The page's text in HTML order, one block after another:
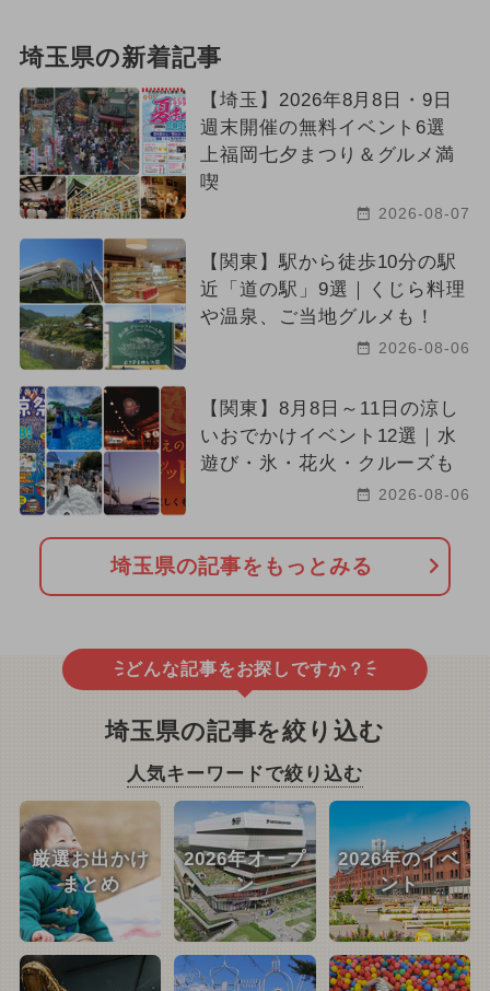
埼玉県の新着記事
【埼玉】2026年8月8日・9日
週末開催の無料イベント6選
上福岡七夕まつり＆グルメ満
喫
2026-08-07
【関東】駅から徒歩10分の駅
近「道の駅」9選｜くじら料理
や温泉、ご当地グルメも！
2026-08-06
【関東】8月8日～11日の涼し
いおでかけイベント12選｜水
遊び・氷・花火・クルーズも
2026-08-06
埼玉県の記事をもっとみる
どんな記事をお探しですか？
埼玉県の記事を絞り込む
人気キーワードで絞り込む
厳選お出かけ
まとめ
2026年オープ
ン
2026年のイベ
ント